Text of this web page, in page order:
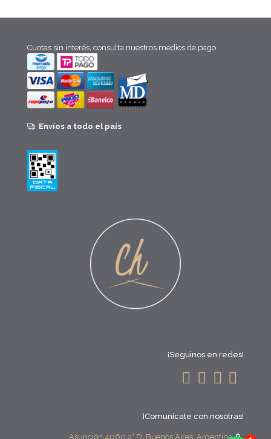
Cuotas sin interés, consulta nuestros medios de pago.
Envíos a todo el país
¡Seguinos en redes!
¡Comunicate con nosotras!
Asunción 4060 2° D, Buenos Aires, Argentina